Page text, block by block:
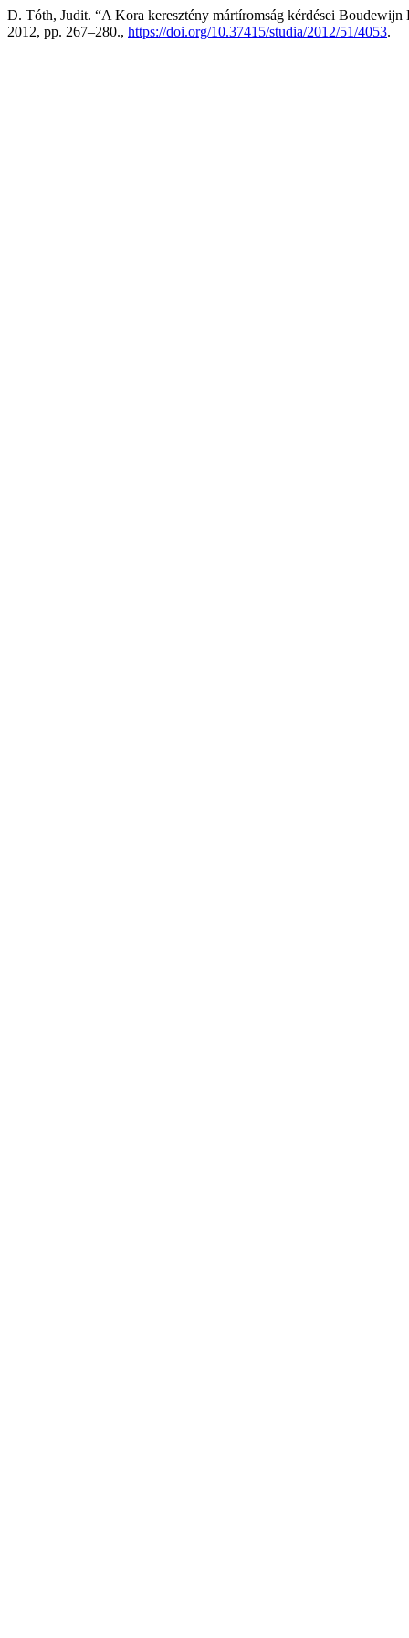
D. Tóth, Judit. “A Kora keresztény mártíromság kérdései Boudewijn
2012, pp. 267–280., https://doi.org/10.37415/studia/2012/51/4053.